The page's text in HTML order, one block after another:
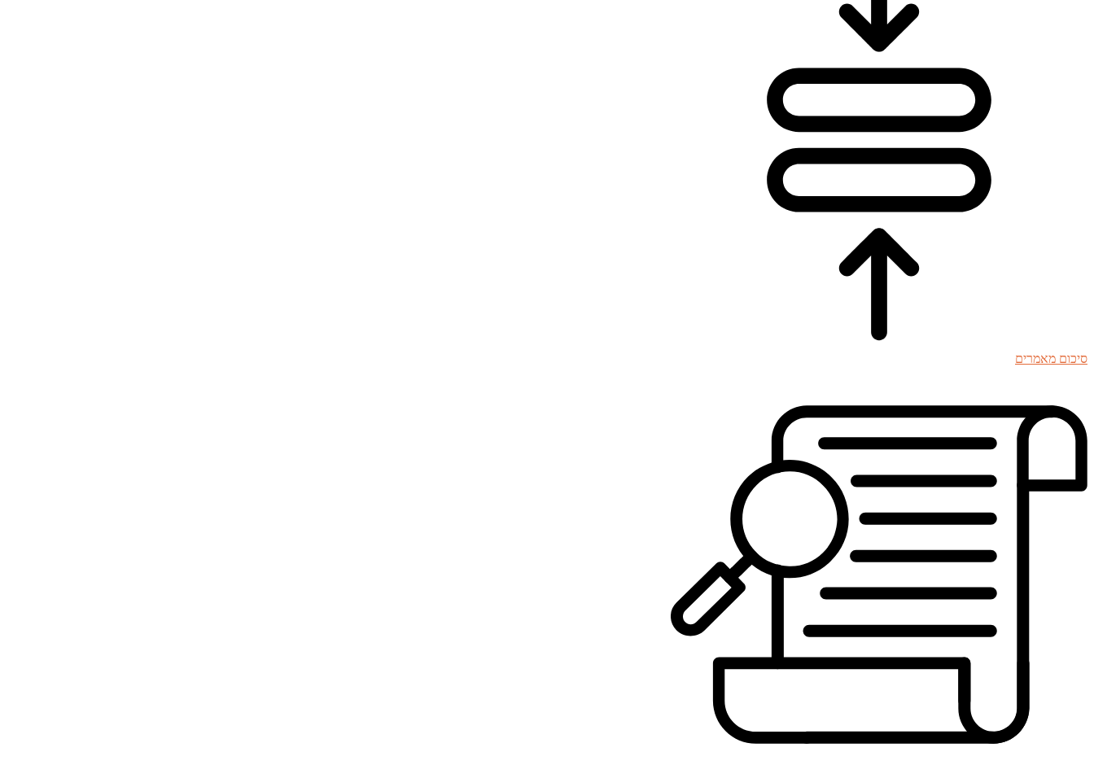
סיכום מאמרים